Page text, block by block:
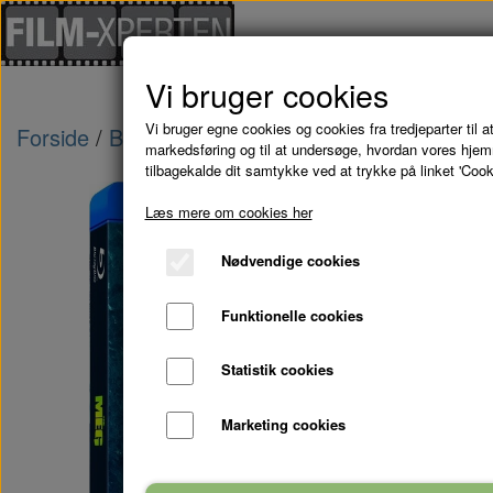
Forside Blu-Ray - kampagne tilbud THE
Vi bruger cookies
Vi bruger egne cookies og cookies fra tredjeparter til
markedsføring og til at undersøge, hvordan vores
tilbagekalde dit samtykke ved at trykke på linket
Læs mere om cookies her
Nødvendige cookies
Funktionelle cookies
Statistik cookies
Marketing cookies